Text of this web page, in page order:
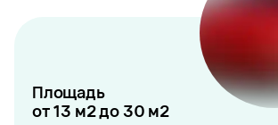
Площадь
от 13 м2 до 30 м2